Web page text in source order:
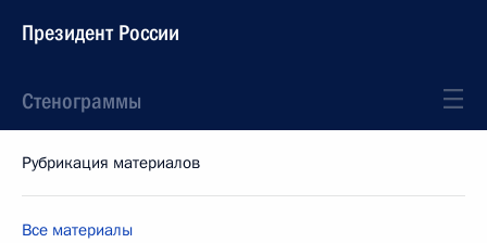
Президент России
Стенограммы
Рубрикация материалов
Все материалы